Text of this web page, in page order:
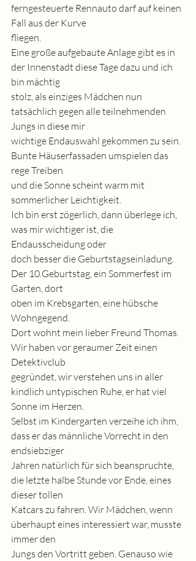
ferngesteuerte Rennauto darf auf keinen
Fall aus der Kurve
fliegen.
Eine große aufgebaute Anlage gibt es in
der Innenstadt diese Tage dazu und ich
bin mächtig
stolz, als einziges Mädchen nun
tatsächlich gegen alle teilnehmenden
Jungs in diese mir
wichtige Endauswahl gekommen zu sein.
Bunte Häuserfassaden umspielen das
rege Treiben
und die Sonne scheint warm mit
sommerlicher Leichtigkeit.
Ich bin erst zögerlich, dann überlege ich,
was mir wichtiger ist, die
Endausscheidung oder
doch besser die Geburtstagseinladung.
Der 10.Geburtstag, ein Sommerfest im
Garten, dort
oben im Krebsgarten, eine hübsche
Wohngegend.
Dort wohnt mein lieber Freund Thomas.
Wir haben vor geraumer Zeit einen
Detektivclub
gegründet, wir verstehen uns in aller
kindlich untypischen Ruhe, er hat viel
Sonne im Herzen.
Selbst im Kindergarten verzeihe ich ihm,
dass er das männliche Vorrecht in den
endsiebziger
Jahren natürlich für sich beanspruchte,
die letzte halbe Stunde vor Ende, eines
dieser tollen
Katcars zu fahren. Wir Mädchen, wenn
überhaupt eines interessiert war, musste
immer den
Jungs den Vortritt geben. Genauso wie